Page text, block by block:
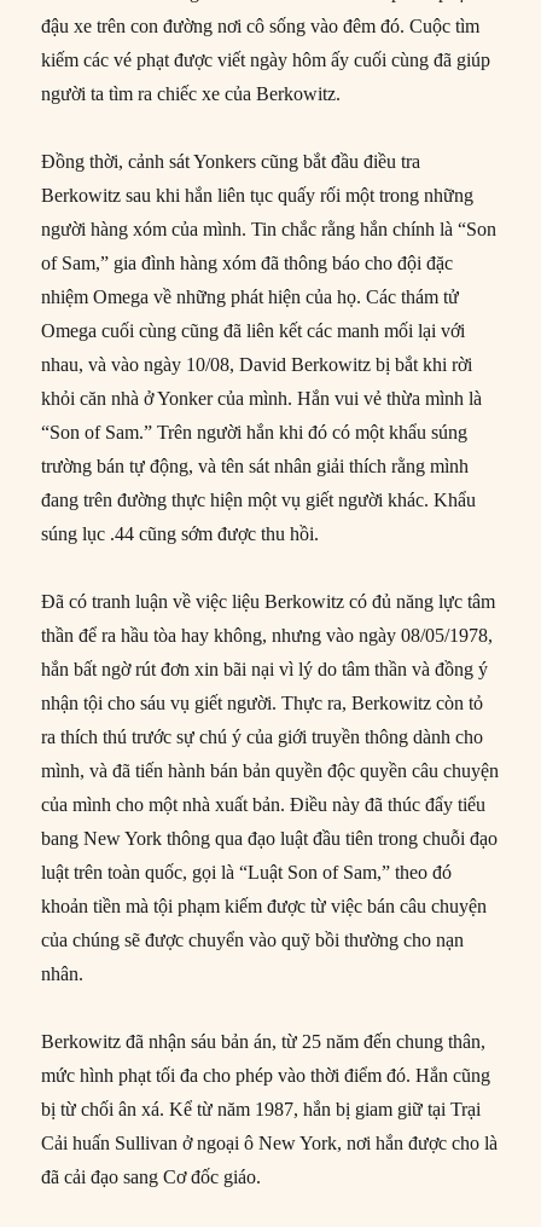
đậu xe trên con đường nơi cô sống vào đêm đó. Cuộc tìm
kiếm các vé phạt được viết ngày hôm ấy cuối cùng đã giúp
người ta tìm ra chiếc xe của Berkowitz.
Đồng thời, cảnh sát Yonkers cũng bắt đầu điều tra
Berkowitz sau khi hắn liên tục quấy rối một trong những
người hàng xóm của mình. Tin chắc rằng hắn chính là “Son
of Sam,” gia đình hàng xóm đã thông báo cho đội đặc
nhiệm Omega về những phát hiện của họ. Các thám tử
Omega cuối cùng cũng đã liên kết các manh mối lại với
nhau, và vào ngày 10/08, David Berkowitz bị bắt khi rời
khỏi căn nhà ở Yonker của mình. Hắn vui vẻ thừa mình là
“Son of Sam.” Trên người hắn khi đó có một khẩu súng
trường bán tự động, và tên sát nhân giải thích rằng mình
đang trên đường thực hiện một vụ giết người khác. Khẩu
súng lục .44 cũng sớm được thu hồi.
Đã có tranh luận về việc liệu Berkowitz có đủ năng lực tâm
thần để ra hầu tòa hay không, nhưng vào ngày 08/05/1978,
hắn bất ngờ rút đơn xin bãi nại vì lý do tâm thần và đồng ý
nhận tội cho sáu vụ giết người. Thực ra, Berkowitz còn tỏ
ra thích thú trước sự chú ý của giới truyền thông dành cho
mình, và đã tiến hành bán bản quyền độc quyền câu chuyện
của mình cho một nhà xuất bản. Điều này đã thúc đẩy tiểu
bang New York thông qua đạo luật đầu tiên trong chuỗi đạo
luật trên toàn quốc, gọi là “Luật Son of Sam,” theo đó
khoản tiền mà tội phạm kiếm được từ việc bán câu chuyện
của chúng sẽ được chuyển vào quỹ bồi thường cho nạn
nhân.
Berkowitz đã nhận sáu bản án, từ 25 năm đến chung thân,
mức hình phạt tối đa cho phép vào thời điểm đó. Hắn cũng
bị từ chối ân xá. Kể từ năm 1987, hắn bị giam giữ tại Trại
Cải huấn Sullivan ở ngoại ô New York, nơi hắn được cho là
đã cải đạo sang Cơ đốc giáo.